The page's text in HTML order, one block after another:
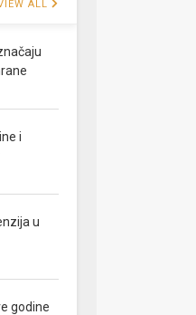
ALL
i
u
godine